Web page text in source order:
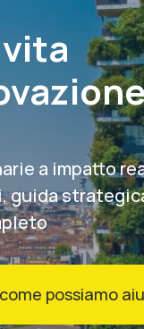
a impatto
guida
possiamo